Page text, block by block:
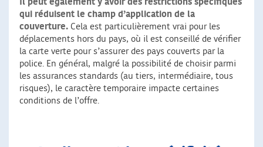
Il peut également y avoir des restrictions spécifiques
qui réduisent le champ d’application de la
couverture. Cela est particulièrement vrai pour les
déplacements hors du pays, où il est conseillé de vérifier
la carte verte pour s’assurer des pays couverts par la
police. En général, malgré la possibilité de choisir parmi
les assurances standards (au tiers, intermédiaire, tous
risques), le caractère temporaire impacte certaines
conditions de l’offre.